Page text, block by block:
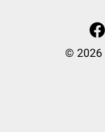
© 2026